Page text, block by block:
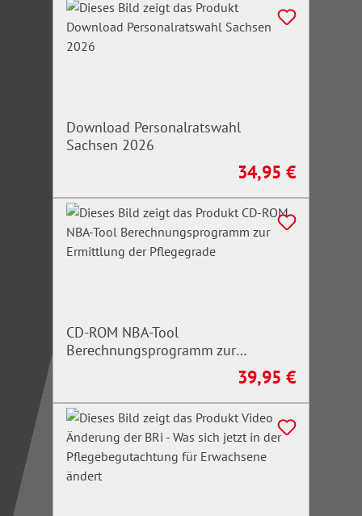
Download Personalratswahl
Sachsen 2026
Regulärer Preis:
34,95 €
CD-ROM NBA-Tool
Berechnungsprogramm zur
Regulärer Preis:
39,95 €